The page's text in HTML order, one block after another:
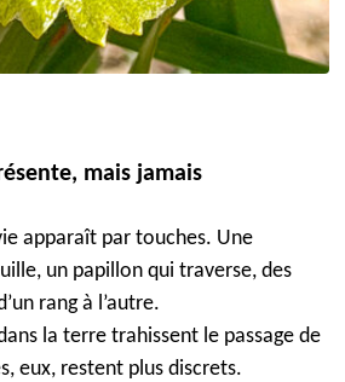
mais jamais
apparaît par touches. Une
un papillon qui traverse, des
rang à l’autre.
la terre trahissent le passage de
eux, restent plus discrets.